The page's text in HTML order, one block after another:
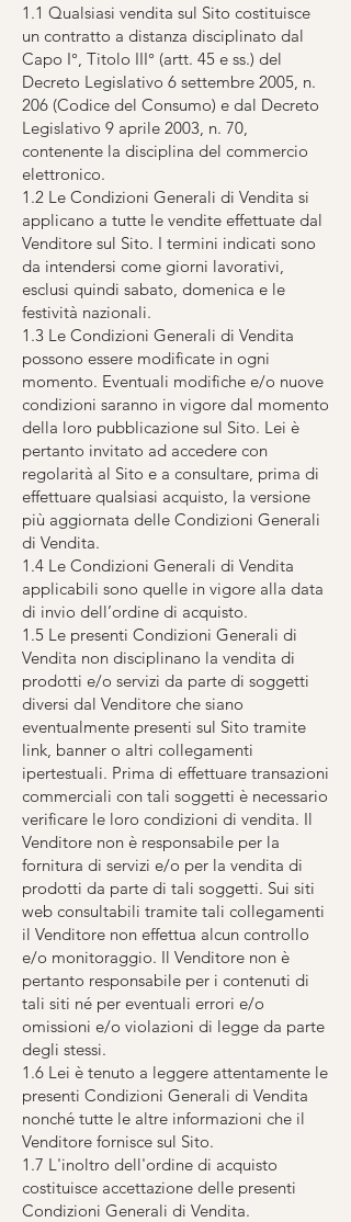
1.1 Qualsiasi vendita sul Sito costituisce
un contratto a distanza disciplinato dal
Capo I°, Titolo III° (artt. 45 e ss.) del
Decreto Legislativo 6 settembre 2005, n.
206 (Codice del Consumo) e dal Decreto
Legislativo 9 aprile 2003, n. 70,
contenente la disciplina del commercio
elettronico.
1.2 Le Condizioni Generali di Vendita si
applicano a tutte le vendite effettuate dal
Venditore sul Sito. I termini indicati sono
da intendersi come giorni lavorativi,
esclusi quindi sabato, domenica e le
festività nazionali.
1.3 Le Condizioni Generali di Vendita
possono essere modificate in ogni
momento. Eventuali modifiche e/o nuove
condizioni saranno in vigore dal momento
della loro pubblicazione sul Sito. Lei è
pertanto invitato ad accedere con
regolarità al Sito e a consultare, prima di
effettuare qualsiasi acquisto, la versione
più aggiornata delle Condizioni Generali
di Vendita.
1.4 Le Condizioni Generali di Vendita
applicabili sono quelle in vigore alla data
di invio dell’ordine di acquisto.
1.5 Le presenti Condizioni Generali di
Vendita non disciplinano la vendita di
prodotti e/o servizi da parte di soggetti
diversi dal Venditore che siano
eventualmente presenti sul Sito tramite
link, banner o altri collegamenti
ipertestuali. Prima di effettuare transazioni
commerciali con tali soggetti è necessario
verificare le loro condizioni di vendita. Il
Venditore non è responsabile per la
fornitura di servizi e/o per la vendita di
prodotti da parte di tali soggetti. Sui siti
web consultabili tramite tali collegamenti
il Venditore non effettua alcun controllo
e/o monitoraggio. Il Venditore non è
pertanto responsabile per i contenuti di
tali siti né per eventuali errori e/o
omissioni e/o violazioni di legge da parte
degli stessi.
1.6 Lei è tenuto a leggere attentamente le
presenti Condizioni Generali di Vendita
nonché tutte le altre informazioni che il
Venditore fornisce sul Sito.
1.7 L'inoltro dell'ordine di acquisto
costituisce accettazione delle presenti
Condizioni Generali di Vendita.